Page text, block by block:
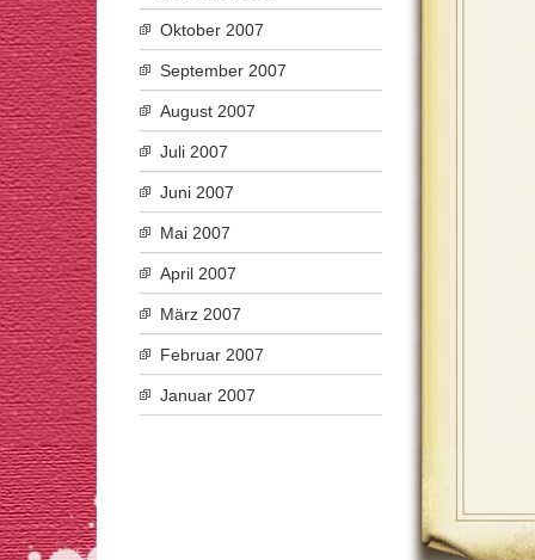
Oktober 2007
September 2007
August 2007
Juli 2007
Juni 2007
Mai 2007
April 2007
März 2007
Februar 2007
Januar 2007